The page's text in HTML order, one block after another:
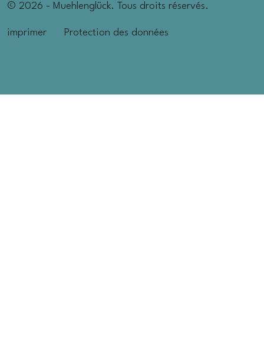
© 2026 - Muehlenglück. Tous droits réservés.
imprimer Protection des données